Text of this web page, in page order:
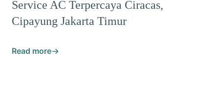
Service AC Terpercaya Ciracas,
Cipayung Jakarta Timur
Read more